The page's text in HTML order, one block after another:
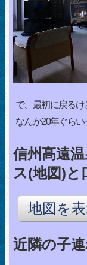
で、最初に戻るけ
なんか20年ぐらい
信州高遠
ス(地図)と
地図を
近隣の子